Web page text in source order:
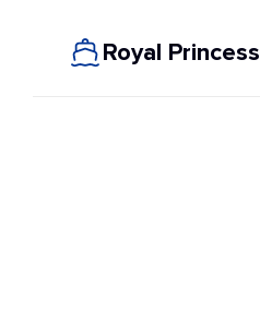
Royal Princess